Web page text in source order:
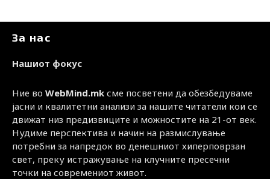
За нас
Нашиот фокус
Ние во WebMind.mk сме посветени да обезбедуваме
јасни и квалитетни анализи за нашите читатели кои се
движат низ предизвиците и можностите на 21-от век.
Нудиме перспектива и начин на размислување
потребни за напредок во денешниот хиперповрзан
свет, преку истражување на клучните пресечни
точки на современиот живот.